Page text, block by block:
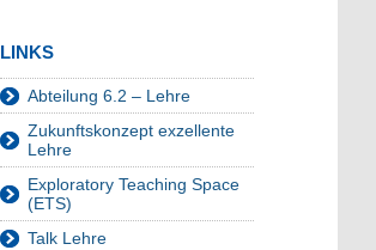
LINKS
Abteilung 6.2 – Lehre
Zukunftskonzept exzellente
Lehre
Exploratory Teaching Space
(ETS)
Talk Lehre